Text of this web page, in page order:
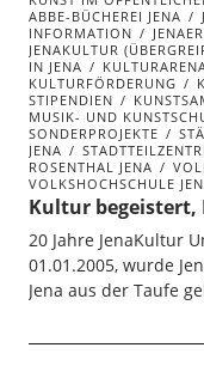
ABBE-BÜCHEREI JENA
INFORMATION
JENAKULTUR
IN JENA
KULTURFÖRDERUNG
STIPENDIEN
MUSIK- UND
SONDERPROJEKTE
JENA
ROSENTHAL JENA
VOLKSHOCHSCHULE
Kultur
20 Jahre JenaKultur
01.01.2005, wurde
Jena aus der Taufe